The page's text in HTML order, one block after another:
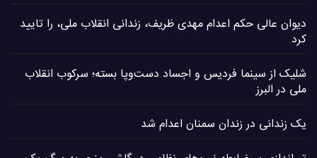
دیوان عالی حکم اعدام مهدی ظریف، زندانی انقلاب ملی، را تایید
کرد
شلیک از سینما فردیس و اجساد دست‌وپا بسته؛ سرکوب انقلاب
ملی در البرز
یک زندانی در زندان سمنان اعدام شد